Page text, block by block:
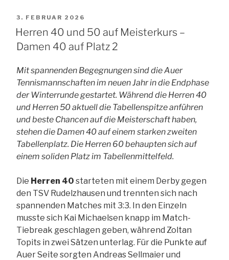
VERÖFFENTLICHT
AM
3. FEBRUAR 2026
Herren 40 und 50 auf Meisterkurs –
Damen 40 auf Platz 2
Mit spannenden Begegnungen sind die Auer
Tennismannschaften im neuen Jahr in die Endphase
der Winterrunde gestartet. Während die Herren 40
und Herren 50 aktuell die Tabellenspitze anführen
und beste Chancen auf die Meisterschaft haben,
stehen die Damen 40 auf einem starken zweiten
Tabellenplatz. Die Herren 60 behaupten sich auf
einem soliden Platz im Tabellenmittelfeld.
Die Herren 40 starteten mit einem Derby gegen
den TSV Rudelzhausen und trennten sich nach
spannenden Matches mit 3:3. In den Einzeln
musste sich Kai Michaelsen knapp im Match-
Tiebreak geschlagen geben, während Zoltan
Topits in zwei Sätzen unterlag. Für die Punkte auf
Auer Seite sorgten Andreas Sellmaier und